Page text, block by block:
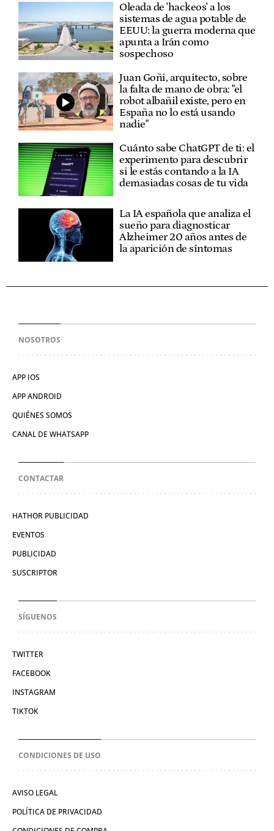
Oleada de 'hackeos' a los
sistemas de agua potable de
EEUU: la guerra moderna que
apunta a Irán como
sospechoso
Juan Goñi, arquitecto, sobre
la falta de mano de obra: "el
robot albañil existe, pero en
España no lo está usando
nadie"
Cuánto sabe ChatGPT de ti: el
experimento para descubrir
si le estás contando a la IA
demasiadas cosas de tu vida
La IA española que analiza el
sueño para diagnosticar
Alzheimer 20 años antes de
la aparición de síntomas
NOSOTROS
APP IOS
APP ANDROID
QUIÉNES SOMOS
CANAL DE WHATSAPP
CONTACTAR
HATHOR PUBLICIDAD
EVENTOS
PUBLICIDAD
SUSCRIPTOR
SÍGUENOS
TWITTER
FACEBOOK
INSTAGRAM
TIKTOK
CONDICIONES DE USO
AVISO LEGAL
POLÍTICA DE PRIVACIDAD